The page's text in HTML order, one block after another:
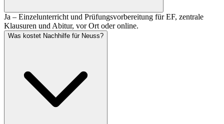
Ja – Einzelunterricht und Prüfungsvorbereitung für EF, zentrale
Klausuren und Abitur, vor Ort oder online.
Was kostet Nachhilfe für Neuss?